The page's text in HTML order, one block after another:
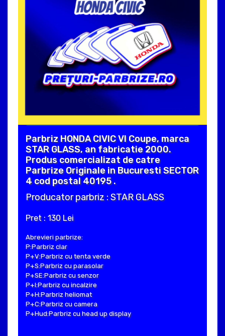
Parbriz HONDA CIVIC VI Coupe, marca
STAR GLASS, an fabricatie 2000.
Produs comercializat de catre
Parbrize Originale in Bucuresti SECTOR
4 cod postal 40195 .
Producator parbriz : STAR GLASS
Pret : 130 Lei
Abrevieri parbrize:
P:Parbriz clar
P+V:Parbriz cu tenta verde
P+S:Parbriz cu parasolar
P+SE:Parbriz cu senzor
P+I:Parbriz cu incalzire
P+H:Parbriz heliomat
P+C:Parbriz cu camera
P+Hud:Parbriz cu head up display